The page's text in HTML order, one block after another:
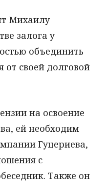
Михаилу
залога у
объединить
от своей долговой
на освоение
ей необходим
Гуцериева,
с
Также он